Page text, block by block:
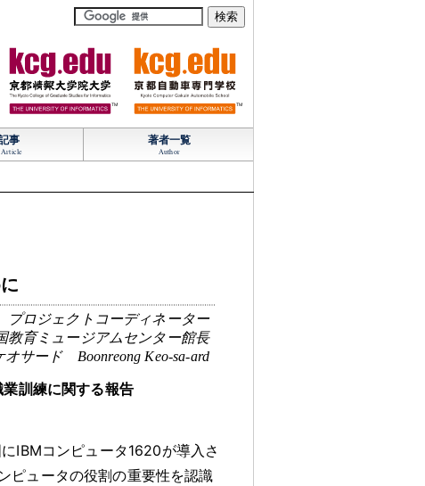
TM TM
事
Article
著者一覧
Author
プロジェクトコーディネーター
教育ミュージアムセンター館長
オサード Boonreong Keo-sa-ard
訓練に関する報告
IBMコンピュータ1620が導入さ
ピュータの役割の重要性を認識